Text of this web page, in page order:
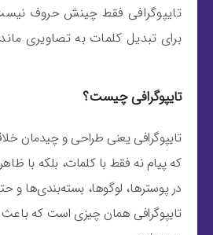
تایپوگرافی فقط چینش حروف
برای تبدیل کلمات به تصاویری
تایپوگرافی چیست؟
تایپوگرافی یعنی طراحی و چیدمان
که پیام نه فقط با کلمات، بلکه با
در پوسترها، لوگوها، بسته‌بندی‌ها و
تایپوگرافی همان چیزی است که